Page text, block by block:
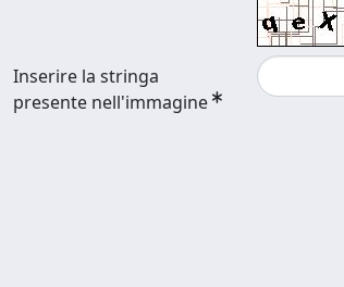
Inserire la stringa
presente nell'immagine